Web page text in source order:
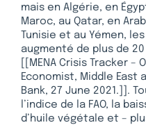
mais en Algérie, en
Maroc, au Qatar, en
Tunisie et au Yémen,
augmenté de plus de
[[MENA Crisis Tracker
Economist, Middle East
Bank, 27 June 2021.]].
l’indice de la FAO, la
d’huile végétale et –